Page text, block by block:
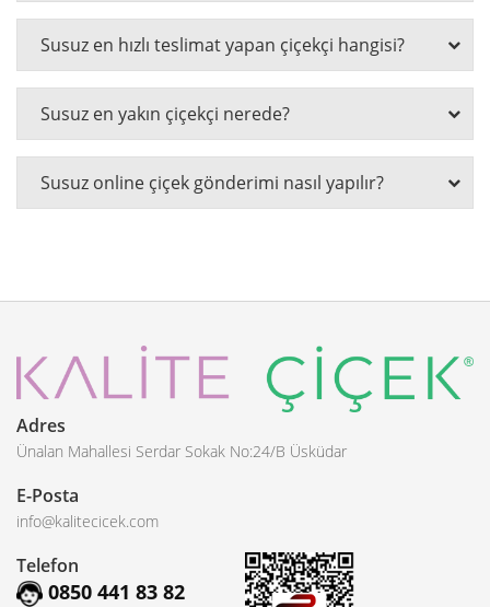
Susuz en hızlı teslimat yapan çiçekçi hangisi?
Susuz en yakın çiçekçi nerede?
Susuz online çiçek gönderimi nasıl yapılır?
Adres
Ünalan Mahallesi Serdar Sokak No:24/B Üsküdar
E-Posta
info@kalitecicek.com
Telefon
0850 441 83 82